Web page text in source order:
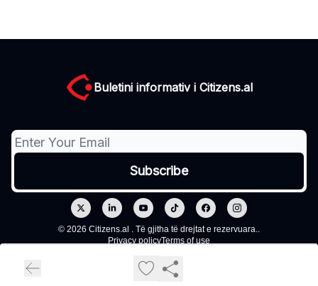
Buletini informativ i Citizens.al
© 2026 Citizens.al . Të gjitha të drejtat e rezervuara..
Privacy policyTerms of use
Powered by beehiiv